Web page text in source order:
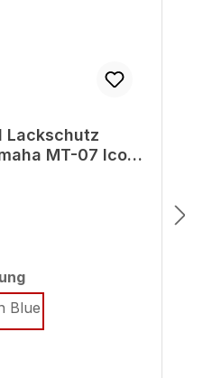
Lackschutz
MT-07 Icon
auswählen